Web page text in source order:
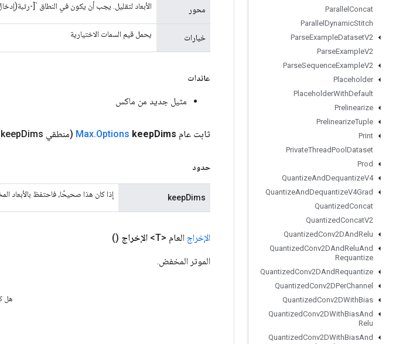
Parallel Concat
Parallel DynamicStitch
ParseExampleDatasetV2
ParseExampleV2
ParseSequenceExampleV2
Placeholder
PlaceholderWithDefault
Prelinearize
PrelinearizeTuple
Print
PrivateThreadPool Dataset
Prod
QuantizeAndDequantizeV4
QuantizeAndDequantizeV4Grad
QuantizedConcat
QuantizedConcatV2
QuantizedConv2DAndRelu
QuantizedConv2DAndReluAnd
Requantize
QuantizedConv2DAndRequantize
QuantizedConv2DPerChannel
QuantizedConv2DWithBias
QuantizedConv2DWithBiasAnd
Relu
QuantizedConv2DWithBiasAnd
محور الأبعاد لتقليل. يجب أن يكون في النطاق `[-
خيارات يحمل قيم السمات الاختيارية
عائدات
مثيل جديد من ماكس
ثابت عام Max.Options keepDims (منطقي keep Dims)
حدود
keepDims إذا كان هذا صحيحًا، فاحتفظ بالأبعاد
الإخراج العام <T> الإخراج ()
الموتر المخفض.
هل